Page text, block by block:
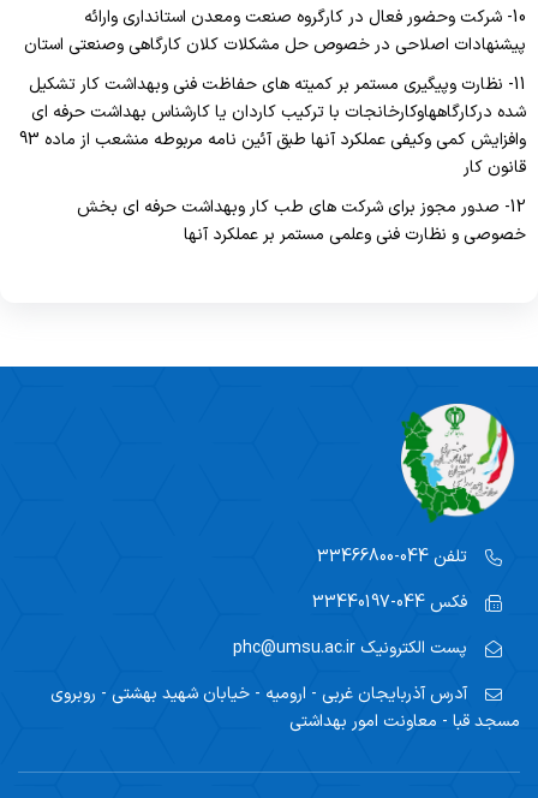
10- شرکت وحضور فعال در کارگروه صنعت ومعدن استانداری وارائه
پیشنهادات اصلاحی در خصوص حل مشکلات کلان کارگاهی وصنعتی استان
11- نظارت وپیگیری مستمر بر کمیته های حفاظت فنی وبهداشت کار تشکیل
شده درکارگاههاوکارخانجات با ترکیب کاردان یا کارشناس بهداشت حرفه ای
وافزایش کمی وکیفی عملکرد آنها طبق آئین نامه مربوطه منشعب از ماده 93
قانون کار
12- صدور مجوز برای شرکت های طب کار وبهداشت حرفه ای بخش
خصوصی و نظارت فنی وعلمی مستمر بر عملکرد آنها
تلفن
فکس
پست الکترونیک
آدرس آذربایجان غربی - ارومیه - خیابان شهید بهشتی - روبروی
مسجد قبا - معاونت امور بهداشتی